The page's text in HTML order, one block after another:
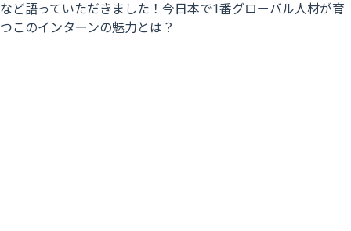
など語っていただきました！今日本で1番グローバル人材が育
つこのインターンの魅力とは？